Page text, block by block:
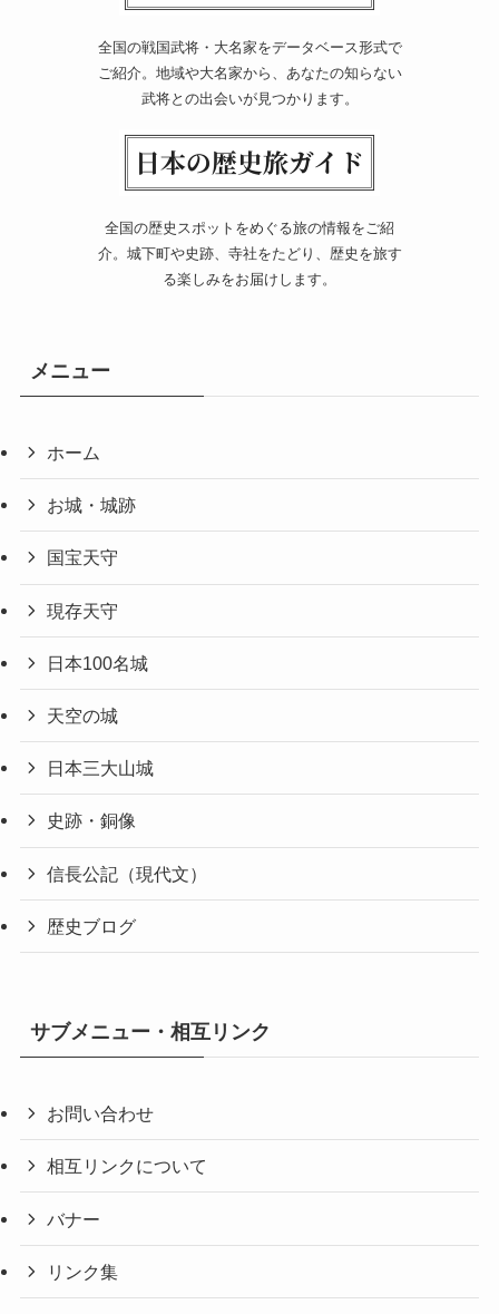
全国の戦国武将・大名家をデータベース形式で
ご紹介。地域や大名家から、あなたの知らない
武将との出会いが見つかります。
全国の歴史スポットをめぐる旅の情報をご紹
介。城下町や史跡、寺社をたどり、歴史を旅す
る楽しみをお届けします。
メニュー
ホーム
お城・城跡
国宝天守
現存天守
日本100名城
天空の城
日本三大山城
史跡・銅像
信長公記（現代文）
歴史ブログ
サブメニュー・相互リンク
お問い合わせ
相互リンクについて
バナー
リンク集